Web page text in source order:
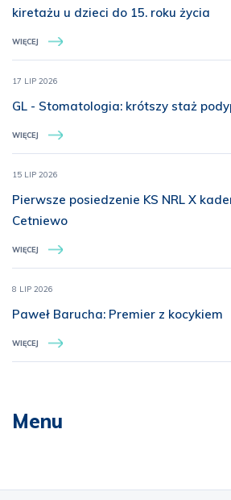
kiretażu u dzieci do 15. roku życia
WIĘCEJ
17 LIP 2026
GL - Stomatologia: krótszy staż
WIĘCEJ
15 LIP 2026
Pierwsze posiedzenie KS NRL X
Cetniewo
WIĘCEJ
8 LIP 2026
Paweł Barucha: Premier z kocykiem
WIĘCEJ
Menu